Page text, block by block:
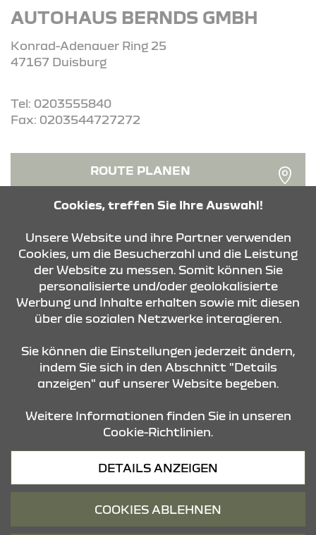
AUTOHAUS BERNDS GMBH
Konrad-Adenauer Ring 25
47167 Duisburg
Tel: 0203555840
Fax: 0203544727272
ROUTE PLANEN
ANFRAGE SENDEN
Cookies, treffen Sie Ihre Auswahl!
Unsere Website und ihre Partner verwenden
Cookies, um die Besucherzahl und die Leistung
der Website zu messen. Somit können Sie
personalisierte und/oder geolokalisierte
Werbung und Inhalte erhalten sowie mit diesen
über die sozialen Netzwerke interagieren.
Sie können die Einstellungen jederzeit ändern,
indem Sie sich in den Abschnitt "Details
anzeigen" auf unserer Website begeben.
Weitere Informationen finden Sie in unseren
Cookie-Richtlinien.
DETAILS ANZEIGEN
COOKIES ABLEHNEN